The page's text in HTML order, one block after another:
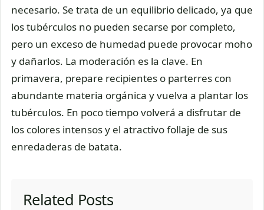
necesario. Se trata de un equilibrio delicado, ya que
los tubérculos no pueden secarse por completo,
pero un exceso de humedad puede provocar moho
y dañarlos. La moderación es la clave. En
primavera, prepare recipientes o parterres con
abundante materia orgánica y vuelva a plantar los
tubérculos. En poco tiempo volverá a disfrutar de
los colores intensos y el atractivo follaje de sus
enredaderas de batata.
Related Posts